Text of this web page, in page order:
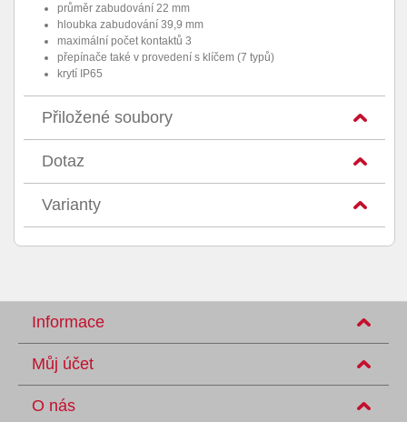
průměr zabudování 22 mm
hloubka zabudování 39,9 mm
maximální počet kontaktů 3
přepínače také v provedení s klíčem (7 typů)
krytí IP65
Přiložené soubory
Dotaz
Varianty
Informace
Můj účet
O nás